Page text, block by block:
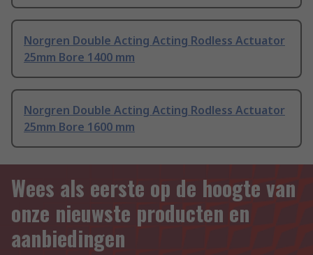
Norgren Double Acting Acting Rodless Actuator
25mm Bore 1400 mm
Norgren Double Acting Acting Rodless Actuator
25mm Bore 1600 mm
Wees als eerste op de hoogte van
onze nieuwste producten en
aanbiedingen